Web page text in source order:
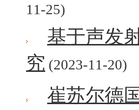
11-25)
基于声发
究 (2023-11-20)
崔苏尔德